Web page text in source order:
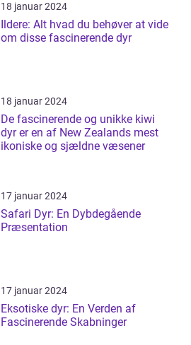
18 januar 2024
Ildere: Alt hvad du behøver at vide
om disse fascinerende dyr
18 januar 2024
De fascinerende og unikke kiwi
dyr er en af New Zealands mest
ikoniske og sjældne væsener
17 januar 2024
Safari Dyr: En Dybdegående
Præsentation
17 januar 2024
Eksotiske dyr: En Verden af
Fascinerende Skabninger